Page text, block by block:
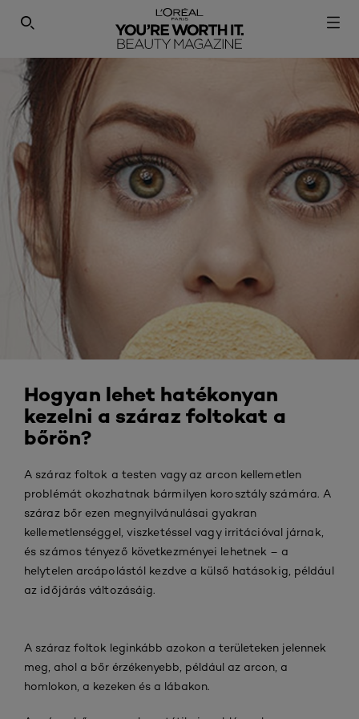
SEARCH THIS SITE
Hogyan lehet hatékonyan
kezelni a száraz foltokat a
bőrön?
A száraz foltok a testen vagy az arcon kellemetlen
problémát okozhatnak bármilyen korosztály számára. A
száraz bőr ezen megnyilvánulásai gyakran
kellemetlenséggel, viszketéssel vagy irritációval járnak,
és számos tényező következményei lehetnek – a
helytelen arcápolástól kezdve a külső hatásokig, például
az időjárás változásáig.
A száraz foltok leginkább azokon a területeken jelennek
meg, ahol a bőr érzékenyebb, például az arcon, a
homlokon, a kezeken és a lábakon.